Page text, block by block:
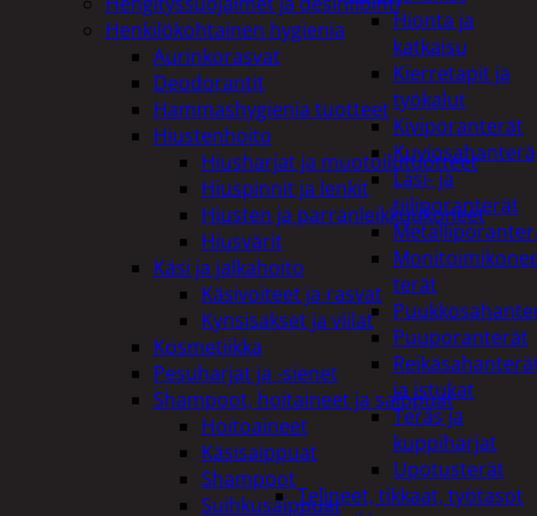
Hionta ja
katkaisu
Kierretapit ja
työkalut
Kiviporanterät
Kuviosahanterä
Lasi- ja
tiiliporanterät
terät
Puuporanterät
ja istukat
Teräs ja
kuppiharjat
Upotusterät
Telineet, tikkaat, työtasot
Henkilökohtainen hygienia
Aurinkorasvat
Deodorantit
Hammashygienia tuotteet
Hiustenhoito
Hiusharjat ja muotoilutuotteet
Hiuspinnit ja lenkit
Hiusten ja parranleikkuukoneet
Hiusvärit
Käsi ja jalkahoito
Käsivoiteet ja rasvat
Kynsisakset ja viilat
Kosmetiikka
Pesuharjat ja -sienet
Shampoot, hoitaineet ja saippuat
Hoitoaineet
Käsisaippuat
Shampoot
Suihkusaippuat